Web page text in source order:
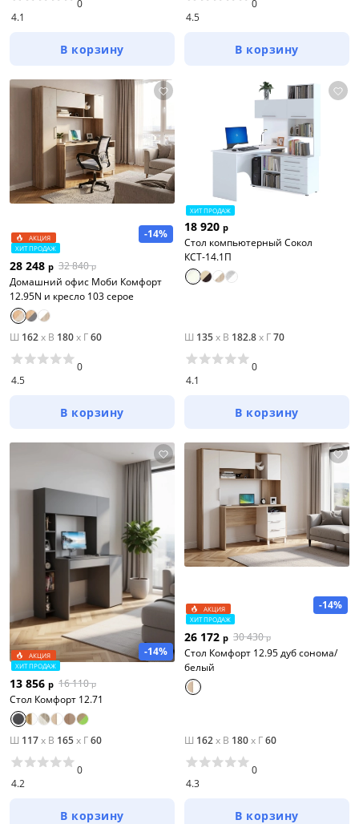
4.1
0
В корзину
4.5
0
В корзину
-14%
АКЦИЯ
ХИТ ПРОДАЖ
28 248 р 32 840 р
Домашний офис Моби Комфорт
12.95N и кресло 103 серое
Ш 162x В 180x Г60
4.5
0
В корзину
ХИТ ПРОДАЖ
18 920 р
Стол компьютерный Сокол
КСТ-14.1П
Ш 135x В 182.8x Г70
4.1
0
В корзину
-14%
АКЦИЯ
ХИТ ПРОДАЖ
13 856 р 16 110 р
Стол Комфорт 12.71
Ш 117x В 165x Г60
4.2
0
В корзину
-14%
АКЦИЯ
ХИТ ПРОДАЖ
26 172 р 30 430 р
Стол Комфорт 12.95 дуб сонома/
белый
Ш 162x В 180x Г60
4.3
0
В корзину